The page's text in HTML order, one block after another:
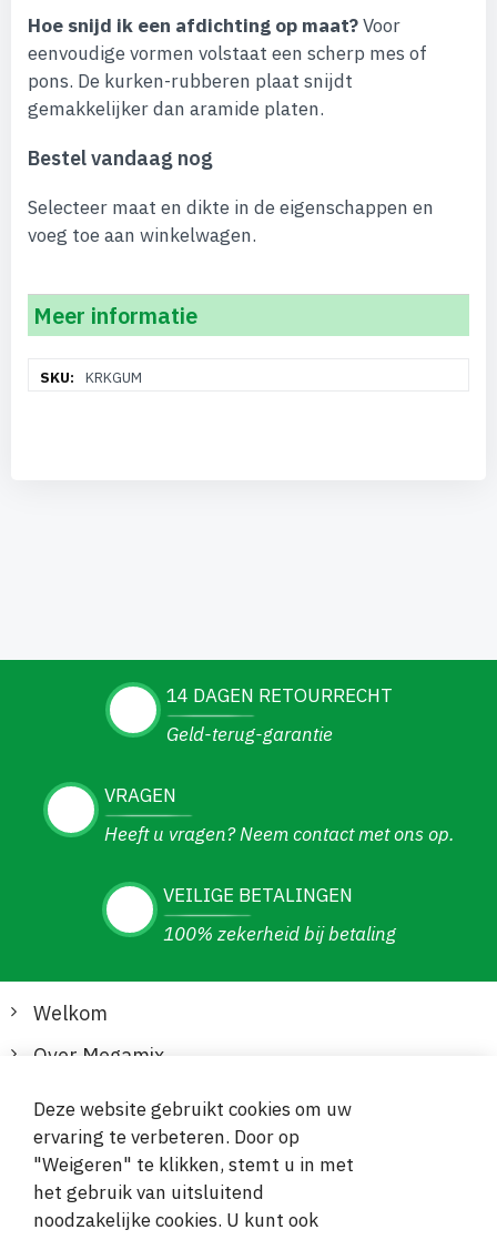
Hoe snijd ik een afdichting op maat?Voor
eenvoudige vormen volstaat een scherp mes of
pons. De kurken-rubberen plaat snijdt
gemakkelijker dan aramide platen.
Bestel vandaag nog
Selecteer maat en dikte in de eigenschappen en
voeg toe aan winkelwagen.
Meer informatie
informatieKRKGUM
14 DAGEN RETOURRECHT
Geld-terug-garantie
VRAGEN
Heeft u vragen? Neem contact met ons op.
VEILIGE BETALINGEN
100% zekerheid bij betaling
Welkom
Over Megamix
Informatie
Klantenservice
Veilige en gemakkelijke betalingen
Deze website gebruikt cookies om uw
ervaring te verbeteren. Door op
"Weigeren" te klikken, stemt u in met
het gebruik van uitsluitend
noodzakelijke cookies. U kunt ook